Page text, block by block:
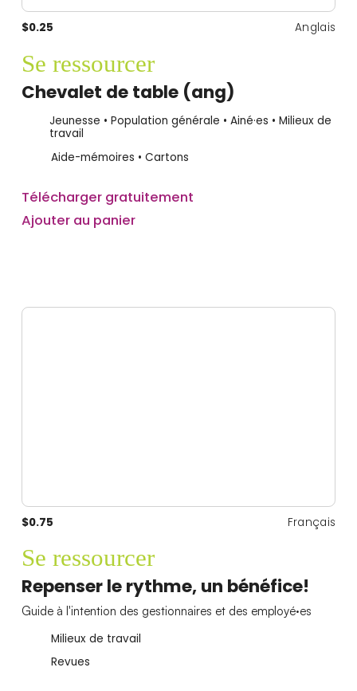
$0.25 Anglais
Se ressourcer
Chevalet de table (ang)
Jeunesse • Population générale • Ainé·es • Milieux de
travail
Aide-mémoires • Cartons
Télécharger gratuitement
Ajouter au panier
$0.75 Français
Se ressourcer
Repenser le rythme, un bénéfice!
Guide à l'intention des gestionnaires et des employé·es
Milieux de travail
Revues